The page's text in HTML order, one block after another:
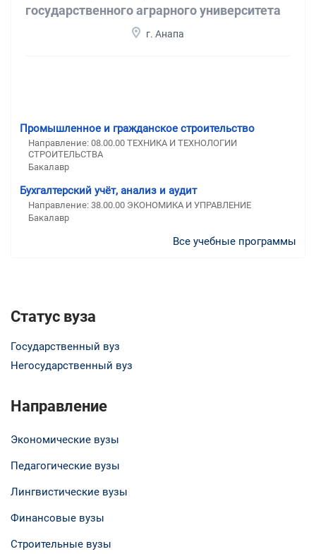
государственного аграрного университета
г. Анапа
Промышленное и гражданское строительство
Направление: 08.00.00 ТЕХНИКА И ТЕХНОЛОГИИ
СТРОИТЕЛЬСТВА
Бакалавр
Бухгалтерский учёт, анализ и аудит
Направление: 38.00.00 ЭКОНОМИКА И УПРАВЛЕНИЕ
Бакалавр
Все учебные программы
Статус вуза
Государственный вуз
Негосударственный вуз
Направление
Экономические вузы
Педагогические вузы
Лингвистические вузы
Финансовые вузы
Строительные вузы